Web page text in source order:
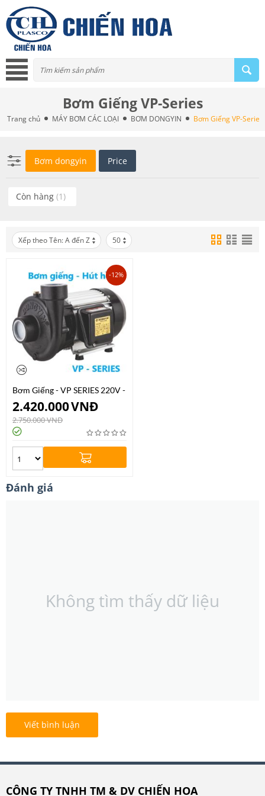
Bơm Giếng VP-Series
Trang chủ MÁY BƠM CÁC LOẠI BƠM DONGYIN Bơm Giếng VP-Series
Bơm dongyin Price
Còn hàng (1)
Xếp theo Tên: A đến Z 50
-12%
Bơm Giếng - VP SERIES 220V -
380V
2.420.000VNĐ
2.750.000VNĐ
Đánh giá
Không tìm thấy dữ liệu
Viết bình luận
CÔNG TY TNHH TM & DV CHIẾN HOA